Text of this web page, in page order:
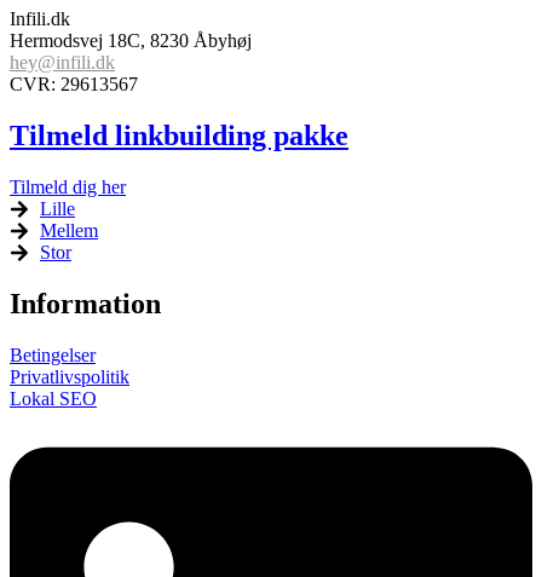
Infili.dk
Hermodsvej 18C, 8230 Åbyhøj
hey@infili.dk
CVR: 29613567
Tilmeld linkbuilding pakke
Tilmeld dig her
Lille
Mellem
Stor
Information
Betingelser
Privatlivspolitik
Lokal SEO